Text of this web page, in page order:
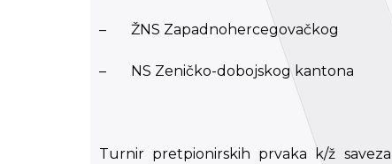
– ŽNS Zapadnohercegovačkog
– NS Zeničko-dobojskog kantona
Turnir pretpionirskih prvaka k/ž saveza